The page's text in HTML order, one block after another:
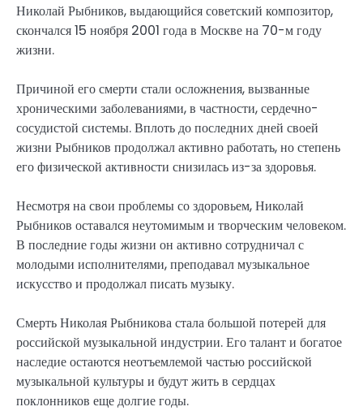
Николай Рыбников, выдающийся советский композитор,
скончался15 ноября 2001 годав Москве на 70-м году
жизни.
Причиной его смерти стали осложнения, вызванные
хроническими заболеваниями, в частности, сердечно-
сосудистой системы. Вплоть до последних дней своей
жизни Рыбников продолжал активно работать, но степень
его физической активности снизилась из-за здоровья.
Несмотря на свои проблемы со здоровьем, Николай
Рыбников оставался неутомимым и творческим человеком.
В последние годы жизни он активно сотрудничал с
молодыми исполнителями, преподавал музыкальное
искусство и продолжал писать музыку.
Смерть Николая Рыбникова стала большой потерей для
российской музыкальной индустрии. Его талант и богатое
наследие остаются неотъемлемой частью российской
музыкальной культуры и будут жить в сердцах
поклонников еще долгие годы.